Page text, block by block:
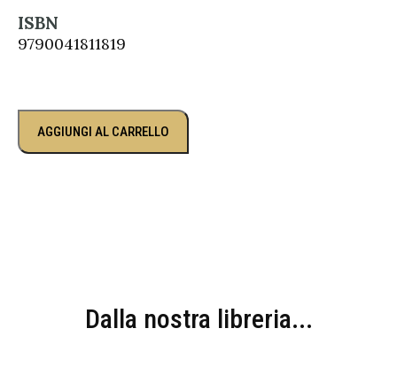
ISBN
9790041811819
AGGIUNGI AL CARRELLO
Dalla nostra libreria...